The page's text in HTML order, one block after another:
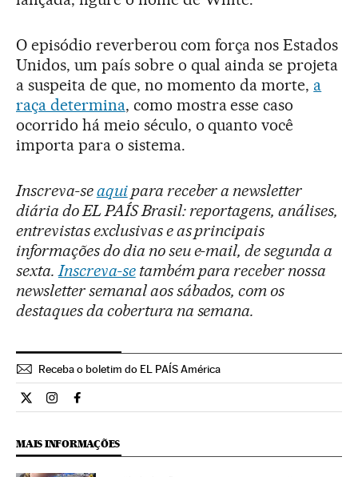
O episódio reverberou com força nos Estados
Unidos, um país sobre o qual ainda se projeta
a suspeita de que, no momento da morte, a
raça determina, como mostra esse caso
ocorrido há meio século, o quanto você
importa para o sistema.
Inscreva-seaquipara receber a newsletter
diária do EL PAÍS Brasil: reportagens, análises,
entrevistas exclusivas e as principais
informações do dia no seu e-mail, de segunda a
sexta.Inscreva-setambém para receber nossa
newsletter semanal aos sábados, com os
destaques da cobertura na semana.
Receba o boletim do EL PAÍS América
Internacional El País Brasil en Twitter
Internacional El País Brasil en Instagram
Internacional El País Brasil en Facebook
MAIS INFORMAÇÕES